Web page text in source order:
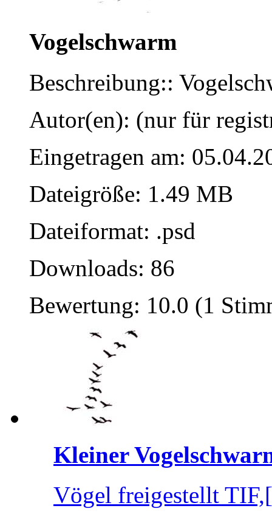
Vogelschwarm
Beschreibung::
Autor(en): (nur für
Eingetragen am:
Dateigröße: 1.49 MB
Dateiformat: .psd
Downloads: 86
Bewertung: 10.0 (1
Kleiner
Vögel freigestellt